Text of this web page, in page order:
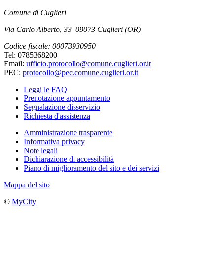
Comune di Cuglieri
Via Carlo Alberto, 33 09073 Cuglieri (OR)
Codice fiscale: 00073930950
Tel: 0785368200
Email: ufficio.protocollo@comune.cuglieri.or.it
PEC: protocollo@pec.comune.cuglieri.or.it
Leggi le FAQ
Prenotazione appuntamento
Segnalazione disservizio
Richiesta d'assistenza
Amministrazione trasparente
Informativa privacy
Note legali
Dichiarazione di accessibilità
Piano di miglioramento del sito e dei servizi
Mappa del sito
© MyCity